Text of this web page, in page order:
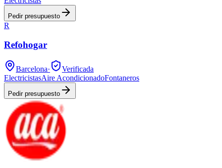
Pedir presupuesto
R
Refohogar
Barcelona·
Verificada
ElectricistasAire AcondicionadoFontaneros
Pedir presupuesto